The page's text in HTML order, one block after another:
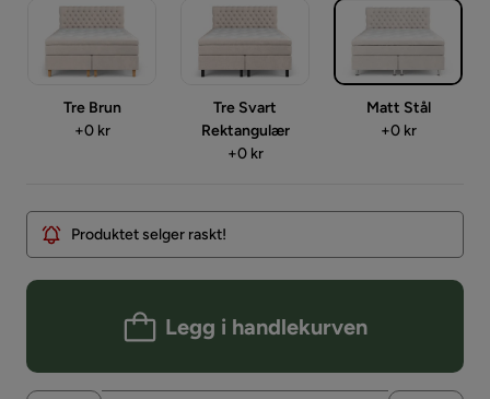
Tre Brun
Pris
+0 kr
Tre Svart
Rektangulær
Pris
+0 kr
Matt Stål
Pris
+0 kr
Produktet selger raskt!
Legg i handlekurven